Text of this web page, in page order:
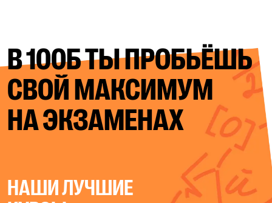
В 100Б ТЫ ПРОБЬЁШЬ
СВОЙМАКСИМУМ
НА ЭКЗАМЕНАХ
НАШИ ЛУЧШИЕ